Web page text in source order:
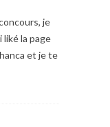
je
liké la page
et je te